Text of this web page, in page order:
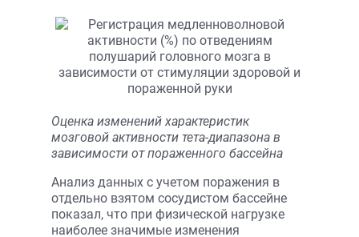
Оценка изменений характеристик
мозговой активности тета-диапазона в
зависимости от пораженного бассейна
Анализ данных с учетом поражения в
отдельно взятом сосудистом бассейне
показал, что при физической нагрузке
наиболее значимые изменения